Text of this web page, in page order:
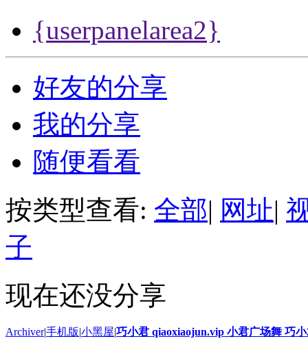
{userpanelarea2}
好友的分享
我的分享
随便看看
按类型查看: 全部| 网址|
子
现在还没分享
Archiver|手机版|小黑屋|巧小君 qiaoxiaojun.vip 小君广场舞 巧